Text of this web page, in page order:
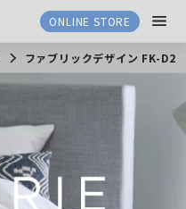
ONLINE STORE
ファブリックデザイン FK-D2